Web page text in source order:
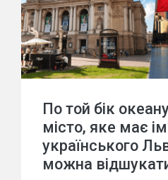
По той бік
місто, яке має
українського
можна